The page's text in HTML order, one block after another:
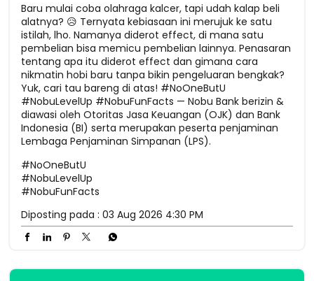
Baru mulai coba olahraga kalcer, tapi udah kalap beli
alatnya? 😥 Ternyata kebiasaan ini merujuk ke satu
istilah, lho. Namanya diderot effect, di mana satu
pembelian bisa memicu pembelian lainnya. Penasaran
tentang apa itu diderot effect dan gimana cara
nikmatin hobi baru tanpa bikin pengeluaran bengkak?
Yuk, cari tau bareng di atas! #NoOneButU
#NobuLevelUp #NobuFunFacts — Nobu Bank berizin &
diawasi oleh Otoritas Jasa Keuangan (OJK) dan Bank
Indonesia (BI) serta merupakan peserta penjaminan
Lembaga Penjaminan Simpanan (LPS).
#NoOneButU
#NobuLevelUp
#NobuFunFacts
Diposting pada : 03 Aug 2026 4:30 PM